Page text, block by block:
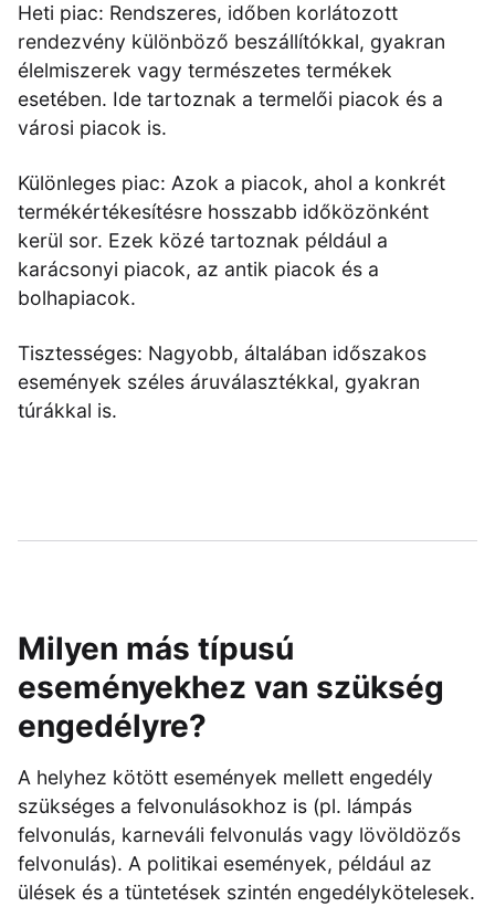
Heti piac: Rendszeres, időben korlátozott
rendezvény különböző beszállítókkal, gyakran
élelmiszerek vagy természetes termékek
esetében. Ide tartoznak a termelői piacok és a
városi piacok is.
Különleges piac: Azok a piacok, ahol a konkrét
termékértékesítésre hosszabb időközönként
kerül sor. Ezek közé tartoznak például a
karácsonyi piacok, az antik piacok és a
bolhapiacok.
Tisztességes: Nagyobb, általában időszakos
események széles áruválasztékkal, gyakran
túrákkal is.
Milyen más típusú
eseményekhez van szükség
engedélyre?
A helyhez kötött események mellett engedély
szükséges a felvonulásokhoz is (pl. lámpás
felvonulás, karneváli felvonulás vagy lövöldözős
felvonulás). A politikai események, például az
ülések és a tüntetések szintén engedélykötelesek.